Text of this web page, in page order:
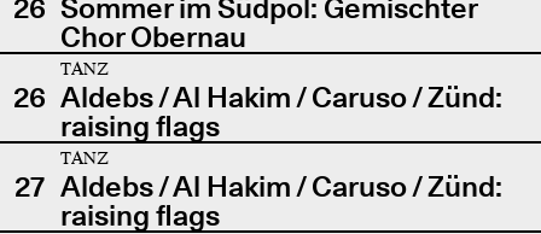
26 Sommer im Südpol: Gemischter
Chor Obernau
26
TANZ
Aldebs / Al Hakim / Caruso / Zünd:
raising flags
27
TANZ
Aldebs / Al Hakim / Caruso / Zünd:
raising flags